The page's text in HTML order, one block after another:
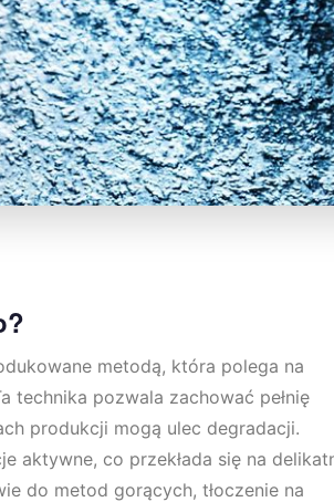
metodą, która polega na
technika pozwala zachować pełnię
produkcji mogą ulec degradacji.
aktywne, co przekłada się na
do metod gorących, tłoczenie na